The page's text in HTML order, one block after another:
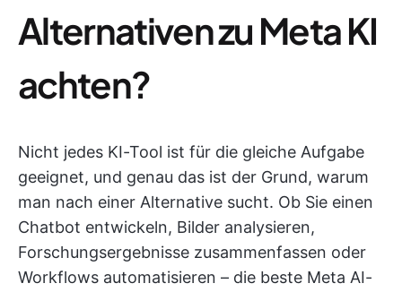
Alternativen zu Meta KI
achten?
Nicht jedes KI-Tool ist für die gleiche Aufgabe
geeignet, und genau das ist der Grund, warum
man nach einer Alternative sucht. Ob Sie einen
Chatbot entwickeln, Bilder analysieren,
Forschungsergebnisse zusammenfassen oder
Workflows automatisieren – die beste Meta AI-